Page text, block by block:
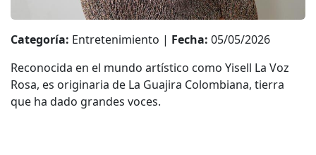
Categoría: Entretenimiento | Fecha: 05/05/2026
Reconocida en el mundo artístico como Yisell La Voz
Rosa, es originaria de La Guajira Colombiana, tierra
que ha dado grandes voces.